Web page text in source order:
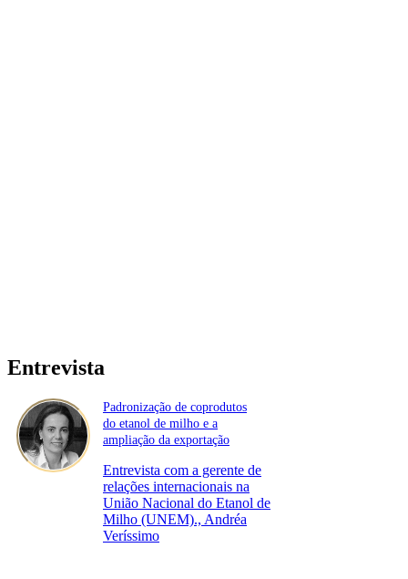
Entrevista
Padronização de coprodutos
do etanol de milho e a
ampliação da exportação
Entrevista com a gerente de
relações internacionais na
União Nacional do Etanol de
Milho (UNEM)., Andréa
Veríssimo